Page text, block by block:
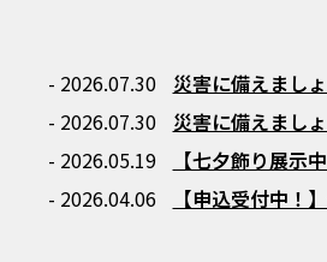
- 2026.07.30 災害に備えまし
- 2026.07.30 災害に備えましょ
- 2026.05.19 【七夕飾り展示
- 2026.04.06 【申込受付中！